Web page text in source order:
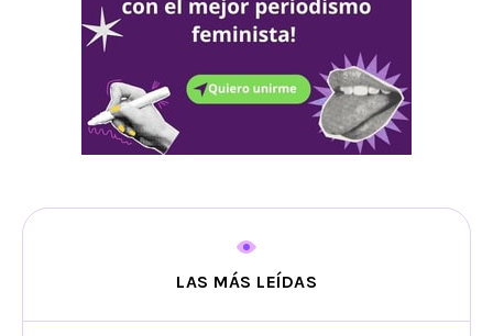
LAS MÁS LEÍDAS